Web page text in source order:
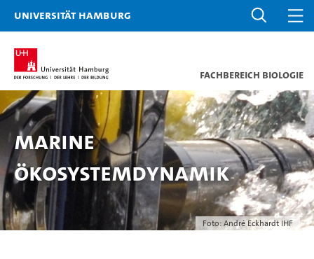
Universität Hamburg
Fachbereich Biologie
Foto: André Eckhardt IHF
Marine
Ökosystemdynamik